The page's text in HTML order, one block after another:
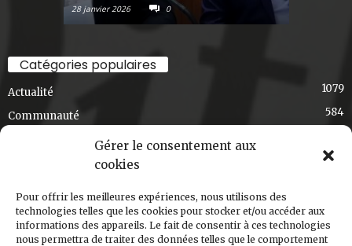
Gérer le consentement aux
cookies
Pour offrir les meilleures expériences, nous utilisons des
technologies telles que les cookies pour stocker et/ou accéder aux
informations des appareils. Le fait de consentir à ces technologies
nous permettra de traiter des données telles que le comportement
Journal Ski-se-Dit
La soirée Poutine & solidarité au café bistro
mouton noir a été un franc succès et un pur
délice!
poutine, merci à DJ Henriké pour la...
2
Share
28 janvier 2026 0
Catégories populaires
Actualité 1079
Communauté 584
Choix de la rédaction 348
T'en souviens-tu, Val-David?
168